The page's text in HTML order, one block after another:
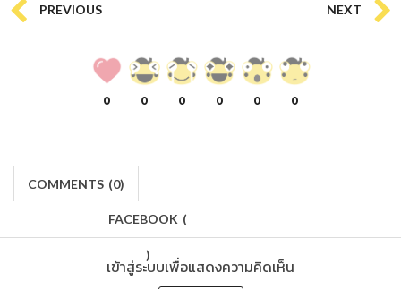
PREVIOUS NEXT
0 0 0 0 0 0
COMMENTS (0)
FACEBOOK (
)
เข้าสู่ระบบเพื่อแสดงความคิดเห็น